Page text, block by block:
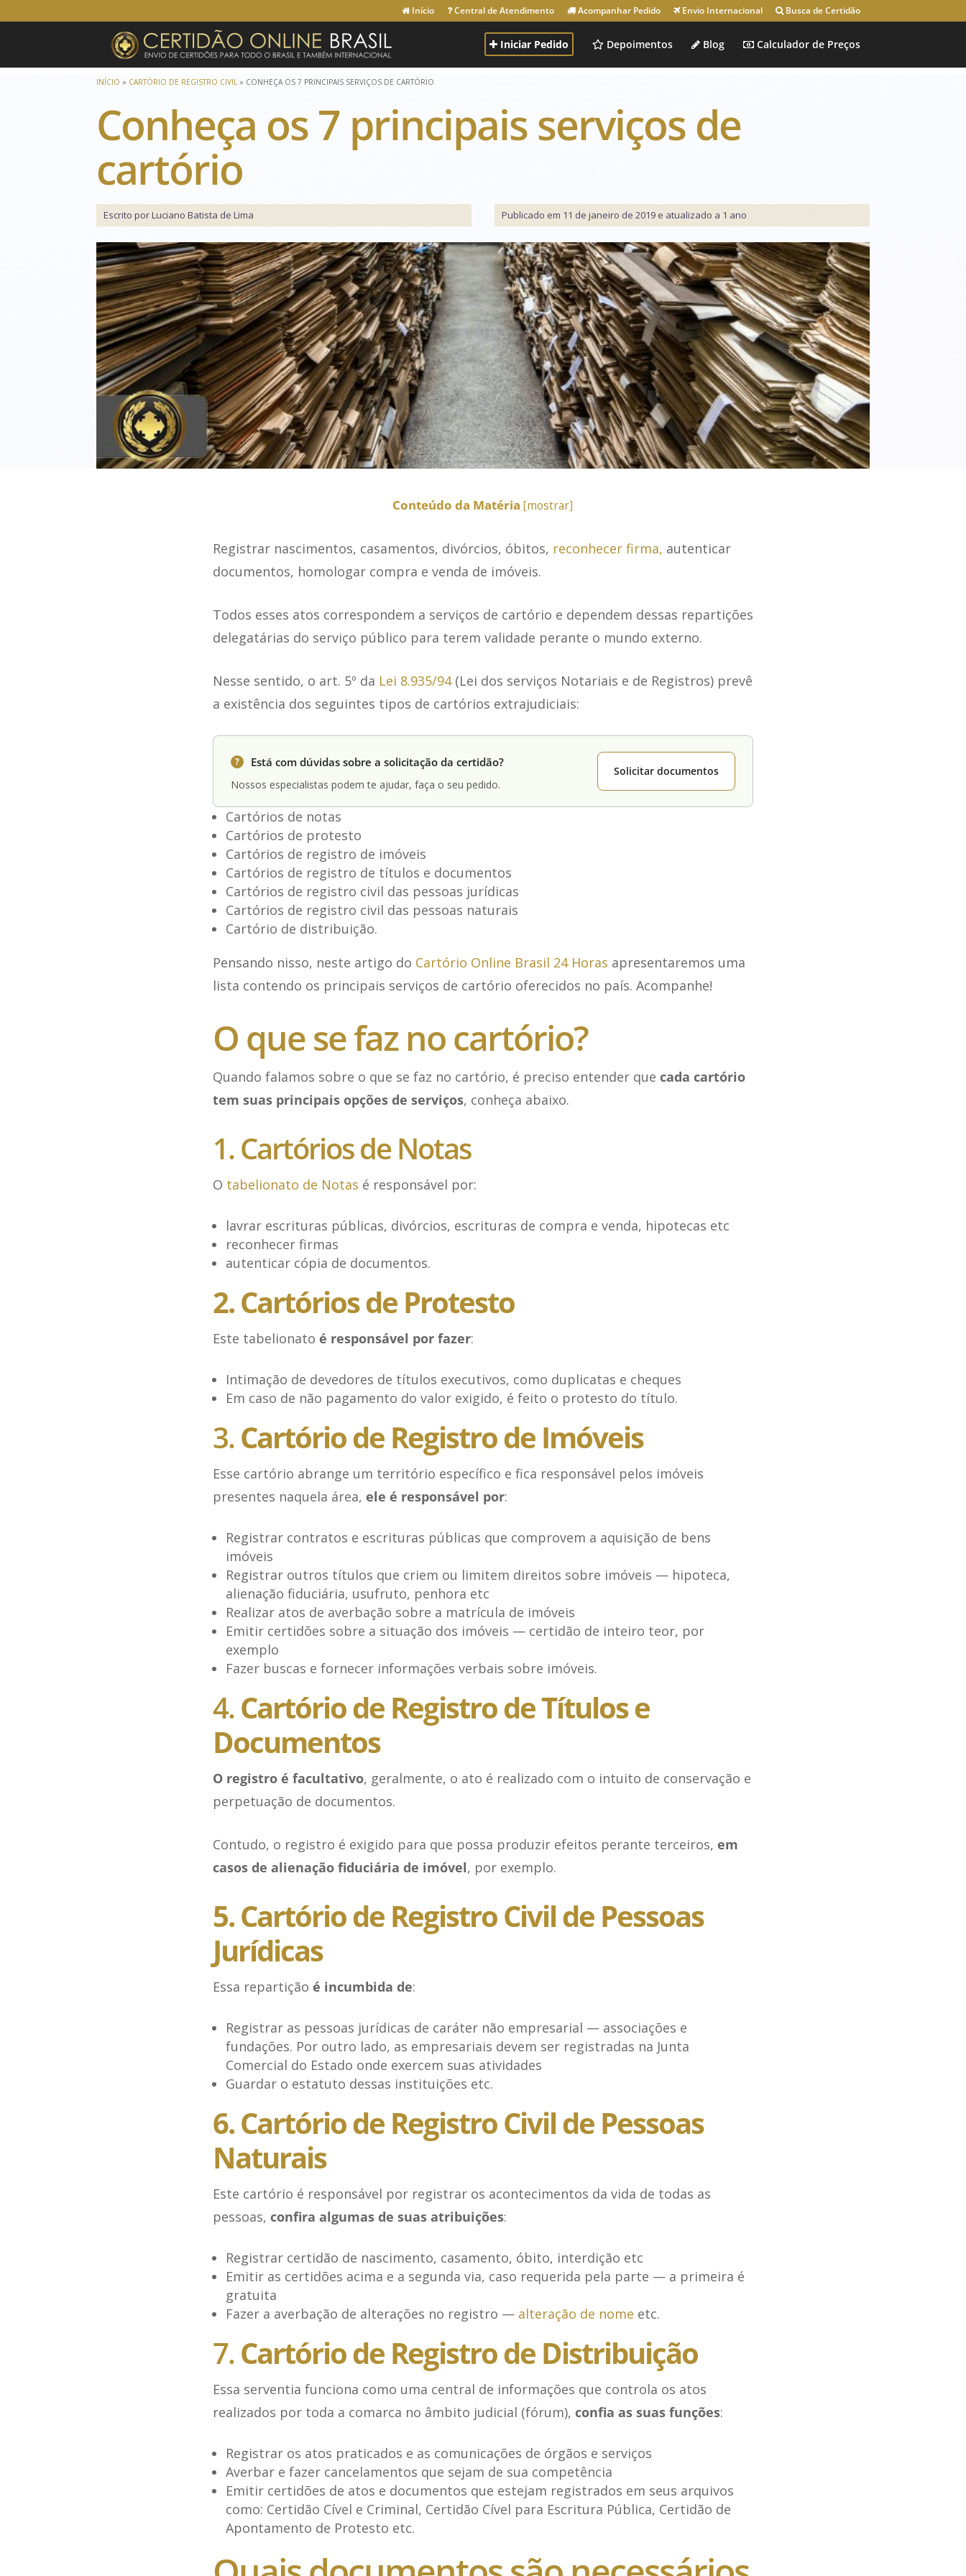
Início Central de Atendimento Acompanhar Pedido Envio Internacional Busca de Certidão
Iniciar Pedido Depoimentos Blog Calculador de Preços
INÍCIO » CARTÓRIO DE REGISTRO CIVIL » CONHEÇA OS 7 PRINCIPAIS SERVIÇOS DE CARTÓRIO
Conheça os 7 principais serviços de
cartório
Escrito por Luciano Batista de Lima Publicado em 11 de janeiro de 2019 e atualizado a 1 ano
Conteúdo da Matéria [mostrar]
Registrar nascimentos, casamentos, divórcios, óbitos, reconhecer firma, autenticar
documentos, homologar compra e venda de imóveis.
Todos esses atos correspondem a serviços de cartório e dependem dessas repartições
delegatárias do serviço público para terem validade perante o mundo externo.
Nesse sentido, o art. 5º da Lei 8.935/94(Lei dos serviços Notariais e de Registros) prevê
a existência dos seguintes tipos de cartórios extrajudiciais:
? Está com dúvidas sobre a solicitação da certidão?
Nossos especialistas podem te ajudar, faça o seu pedido.
Solicitar documentos
Cartórios de notas
Cartórios de protesto
Cartórios de registro de imóveis
Cartórios de registro de títulos e documentos
Cartórios de registro civil das pessoas jurídicas
Cartórios de registro civil das pessoas naturais
Cartório de distribuição.
Pensando nisso, neste artigo do Cartório Online Brasil 24 Horas apresentaremos uma
lista contendo os principais serviços de cartório oferecidos no país. Acompanhe!
O que se faz no cartório?
Quando falamos sobre o que se faz no cartório, é preciso entender que cada cartório
tem suas principais opções de serviços, conheça abaixo.
1. Cartórios de Notas
O tabelionato de Notas é responsável por:
lavrar escrituras públicas, divórcios, escrituras de compra e venda, hipotecas etc
reconhecer firmas
autenticar cópia de documentos.
2. Cartórios de Protesto
Este tabelionato é responsável por fazer:
Intimação de devedores de títulos executivos, como duplicatas e cheques
Em caso de não pagamento do valor exigido, é feito o protesto do título.
3.Cartório de Registro de Imóveis
Esse cartório abrange um território específico e fica responsável pelos imóveis
presentes naquela área, ele é responsável por:
Registrar contratos e escrituras públicas que comprovem a aquisição de bens
imóveis
Registrar outros títulos que criem ou limitem direitos sobre imóveis — hipoteca,
alienação fiduciária, usufruto, penhora etc
Realizar atos de averbação sobre a matrícula de imóveis
Emitir certidões sobre a situação dos imóveis — certidão de inteiro teor, por
exemplo
Fazer buscas e fornecer informações verbais sobre imóveis.
4.Cartório de Registro de Títulos e
Documentos
O registro é facultativo, geralmente, o ato é realizado com o intuito de conservação e
perpetuação de documentos.
Contudo, o registro é exigido para que possa produzir efeitos perante terceiros, em
casos de alienação fiduciária de imóvel, por exemplo.
5. Cartório de Registro Civil de Pessoas
Jurídicas
Essa repartição é incumbida de:
Registrar as pessoas jurídicas de caráter não empresarial — associações e
fundações. Por outro lado, as empresariais devem ser registradas na Junta
Comercial do Estado onde exercem suas atividades
Guardar o estatuto dessas instituições etc.
6. Cartório de Registro Civil de Pessoas
Naturais
Este cartório é responsável por registrar os acontecimentos da vida de todas as
pessoas, confira algumas de suas atribuições:
Registrar certidão de nascimento, casamento, óbito, interdição etc
Emitir as certidões acima e a segunda via, caso requerida pela parte — a primeira é
gratuita
Fazer a averbação de alterações no registro — alteração de nome etc.
7.Cartório de Registro de Distribuição
Essa serventia funciona como uma central de informações que controla os atos
realizados por toda a comarca no âmbito judicial (fórum), confia as suas funções:
Registrar os atos praticados e as comunicações de órgãos e serviços
Averbar e fazer cancelamentos que sejam de sua competência
Emitir certidões de atos e documentos que estejam registrados em seus arquivos
como: Certidão Cível e Criminal, Certidão Cível para Escritura Pública, Certidão de
Apontamento de Protesto etc.